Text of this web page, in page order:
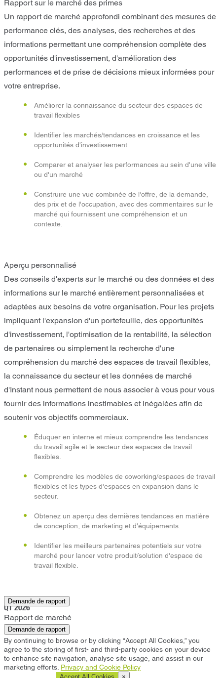
Rapport sur le marché des primes
Un rapport de marché approfondi combinant des mesures de
performance clés, des analyses, des recherches et des
informations permettant une compréhension complète des
opportunités d'investissement, d'amélioration des
performances et de prise de décisions mieux informées pour
votre entreprise.
Améliorer la connaissance du secteur des espaces de
travail flexibles
Identifier les marchés/tendances en croissance et les
opportunités d'investissement
Comparer et analyser les performances au sein d'une ville
ou d'un marché
Construire une vue combinée de l'offre, de la demande,
des prix et de l'occupation, avec des commentaires sur le
marché qui fournissent une compréhension et un
contexte.
Aperçu personnalisé
Des conseils d'experts sur le marché ou des données et des
informations sur le marché entièrement personnalisées et
adaptées aux besoins de votre organisation. Pour les projets
impliquant l'expansion d'un portefeuille, des opportunités
d'investissement, l'optimisation de la rentabilité, la sélection
de partenaires ou simplement la recherche d'une
compréhension du marché des espaces de travail flexibles,
la connaissance du secteur et les données de marché
d'Instant nous permettent de nous associer à vous pour vous
fournir des informations inestimables et inégalées afin de
soutenir vos objectifs commerciaux.
Éduquer en interne et mieux comprendre les tendances
du travail agile et le secteur des espaces de travail
flexibles.
Comprendre les modèles de coworking/espaces de travail
flexibles et les types d'espaces en expansion dans le
secteur.
Obtenez un aperçu des dernières tendances en matière
de conception, de marketing et d'équipements.
Identifier les meilleurs partenaires potentiels sur votre
marché pour lancer votre produit/solution d'espace de
travail flexible.
Demande de rapport
Fort Lauderdale
Q1 2026
Rapport de marché
Demande de rapport
By continuing to browse or by clicking “Accept All Cookies,” you
agree to the storing of first- and third-party cookies on your device
to enhance site navigation, analyse site usage, and assist in our
marketing efforts. Privacy and Cookie Policy
Accept All Cookies ×